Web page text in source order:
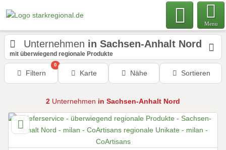
Menu
Unternehmen in Sachsen-Anhalt Nord
mit überwiegend regionale Produkte
Filtern
0
Karte Nähe Sortieren
2 Unternehmen in Sachsen-Anhalt Nord